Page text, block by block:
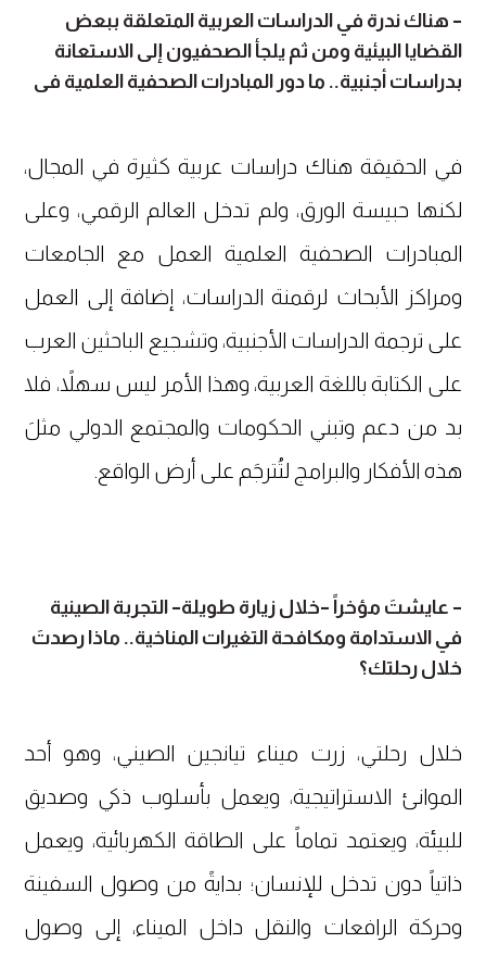
– هناك ندرة في الدراسات العربية المتعلقة ببعض
القضايا البيئية ومن ثم يلجأ الصحفيون إلى الاستعانة
بدراسات أجنبية.. ما دور المبادرات الصحفية العلمية في
في الحقيقة هناك دراسات عربية كثيرة في المجال،
لكنها حبيسة الورق، ولم تدخل العالم الرقمي، وعلى
المبادرات الصحفية العلمية العمل مع الجامعات
ومراكز الأبحاث لرقمنة الدراسات، إضافة إلى العمل
على ترجمة الدراسات الأجنبية، وتشجيع الباحثين العرب
على الكتابة باللغة العربية، وهذا الأمر ليس سهلاً، فلا
بد من دعم وتبني الحكومات والمجتمع الدولي مثلَ
هذه الأفكار والبرامج لتُترجَم على أرض الواقع.
– عايشتَ مؤخراً –خلال زيارة طويلة– التجربة الصينية
في الاستدامة ومكافحة التغيرات المناخية.. ماذا رصدتَ
خلال رحلتك؟
خلال رحلتي، زرت ميناء تيانجين الصيني، وهو أحد
الموانئ الاستراتيجية، ويعمل بأسلوب ذكي وصديق
للبيئة، ويعتمد تماماً على الطاقة الكهربائية، ويعمل
ذاتياً دون تدخل للإنسان؛ بدايةً من وصول السفينة
وحركة الرافعات والنقل داخل الميناء، إلى وصول